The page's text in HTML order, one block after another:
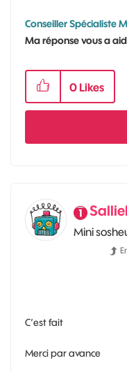
Conseiller Spécialiste
Ma réponse vous a
0 Likes
Salliel
Mini
C’est fait
Merci par avance